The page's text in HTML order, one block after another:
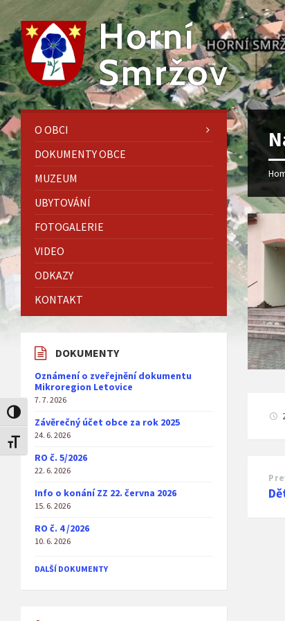
Toggle High Contrast
Toggle Font size
Skip
content
Skip
left
sidebar
Skip
footer
O OBCI
DOKUMENTY OBCE
MUZEUM
UBYTOVÁNÍ
FOTOGALERIE
VIDEO
ODKAZY
KONTAKT
DOKUMENTY
Oznámení o zveřejnění dokumentu
Mikroregion Letovice
7. 7. 2026
Závěrečný účet obce za rok 2025
24. 6. 2026
RO č. 5/2026
22. 6. 2026
Info o konání ZZ 22. června 2026
15. 6. 2026
RO č. 4 /2026
10. 6. 2026
DALŠÍ DOKUMENTY